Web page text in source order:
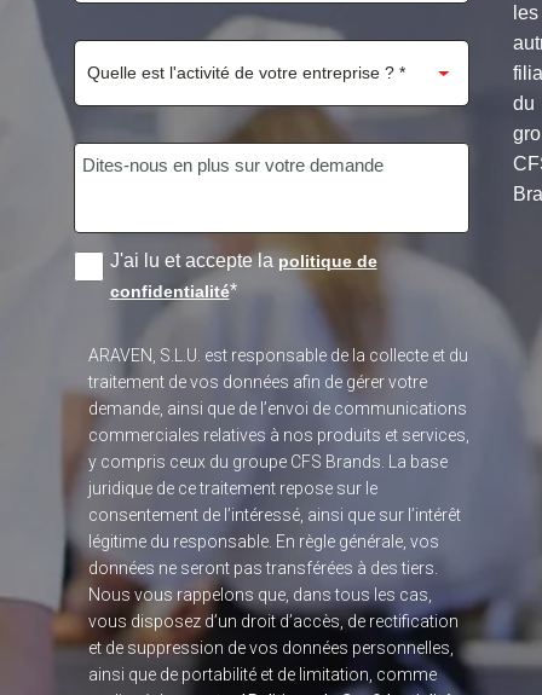
les
du
J'ai lu et accepte la politique de
confidentialité*
ARAVEN, S.L.U. est responsable de la collecte et du
traitement de vos données afin de gérer votre
demande, ainsi que de l’envoi de communications
commerciales relatives à nos produits et services,
y compris ceux du groupe CFS Brands. La base
juridique de ce traitement repose sur le
consentement de l’intéressé, ainsi que sur l’intérêt
légitime du responsable. En règle générale, vos
données ne seront pas transférées à des tiers.
Nous vous rappelons que, dans tous les cas,
vous disposez d’un droit d’accès, de rectification
et de suppression de vos données personnelles,
ainsi que de portabilité et de limitation, comme